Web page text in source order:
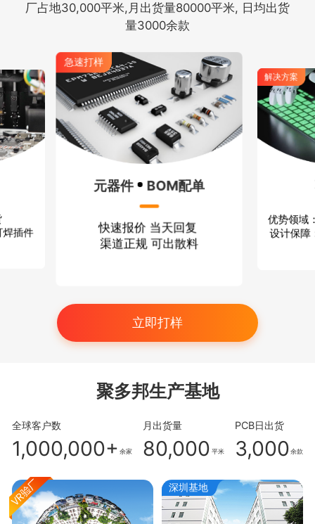
厂占地30,000平米,月出货量80000平米, 日均出货
量3000余款
料
解决方案
方案设计
优势领域：无线通信 消费电子
设计保障：严格保密 技术过硬
急速打样
打
小
立即打样
聚多邦生产基地
全球客户数
1,000,000+ 余家
月出货量
80,000 平米
PCB日出货
3,000 余款
深圳基地